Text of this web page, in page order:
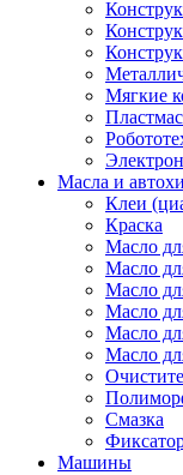
Мягкие
Масла и
Клеи
Краска
Масло
Масло
Масло
Масло
Масло
Масло
Смазка
Машины